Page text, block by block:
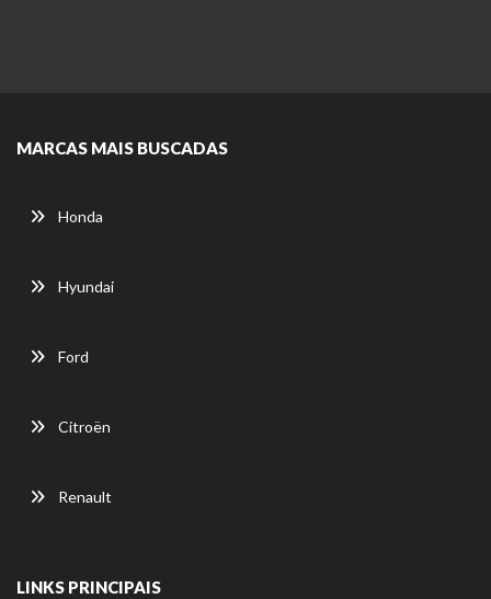
MARCAS MAIS BUSCADAS
Honda
Hyundai
Ford
Citroën
Renault
LINKS PRINCIPAIS